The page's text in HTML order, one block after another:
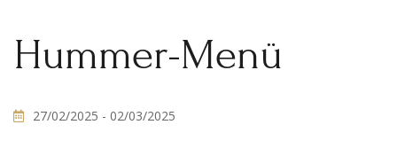
Hummer-Menü
27/02/2025 - 02/03/2025